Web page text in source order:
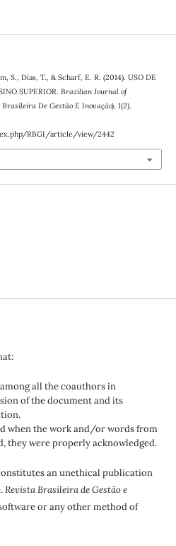
S., Dias, T., & Scharf, E. R. (2014). USO DE
SUPERIOR. Brazilian Journal of
De Gestão E Inovação), 1(2).
RBGI/article/view/2442
all the coauthors in
of the document and its
when the work and/or words from
they were properly acknowledged.
an unethical publication
Revista Brasileira de Gestão e
or any other method of